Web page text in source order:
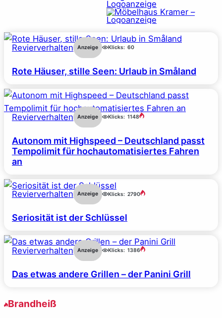
Revierverhalten Anzeige Klicks: 60
Rote Häuser, stille Seen: Urlaub in Småland
Revierverhalten Anzeige Klicks: 1148
Autonom mit Highspeed – Deutschland passt
Tempolimit für hochautomatisiertes Fahren
an
Revierverhalten Anzeige Klicks: 2790
Seriosität ist der Schlüssel
Revierverhalten Anzeige Klicks: 1386
Das etwas andere Grillen – der Panini Grill
Brandheiß